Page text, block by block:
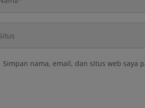
Simpan nama, email, dan situs web saya